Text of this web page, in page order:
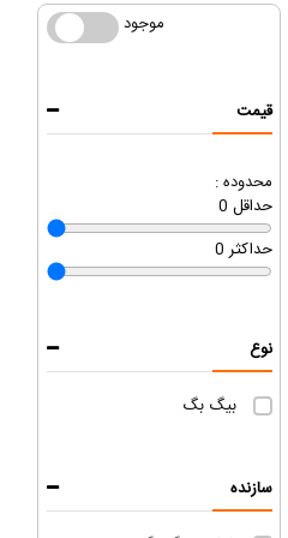
موجود موجود
قیمت
محدوده :
0 حداقل
0 حداکثر
نوع
بیگ بگ
سازنده